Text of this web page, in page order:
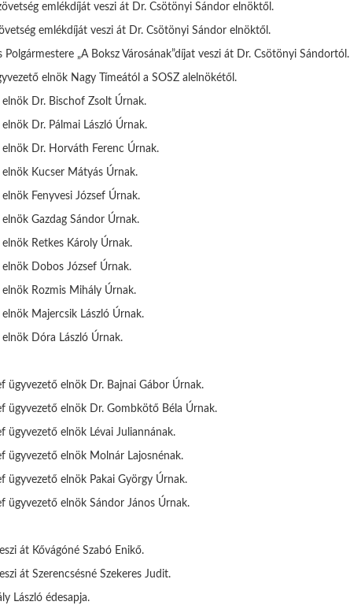
emlékdíját veszi át Dr. Csötönyi Sándor elnöktől.
emlékdíját veszi át Dr. Csötönyi Sándor elnöktől.
„A Boksz Városának”díjat veszi át Dr. Csötönyi Sándortól.
elnök Nagy Tímeától a SOSZ alelnökétől.
Dr. Bischof Zsolt Úrnak.
Dr. Pálmai László Úrnak.
Dr. Horváth Ferenc Úrnak.
Kucser Mátyás Úrnak.
Fenyvesi József Úrnak.
Gazdag Sándor Úrnak.
Retkes Károly Úrnak.
Dobos József Úrnak.
Rozmis Mihály Úrnak.
Majercsik László Úrnak.
Dóra László Úrnak.
ügyvezető elnök Dr. Bajnai Gábor Úrnak.
ügyvezető elnök Dr. Gombkötő Béla Úrnak.
ügyvezető elnök Lévai Juliannának.
ügyvezető elnök Molnár Lajosnénak.
ügyvezető elnök Pakai György Úrnak.
ügyvezető elnök Sándor János Úrnak.
át Kővágóné Szabó Enikő.
át Szerencsésné Szekeres Judit.
László édesapja.